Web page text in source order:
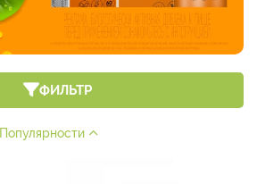
ФИЛЬТР
Популярности